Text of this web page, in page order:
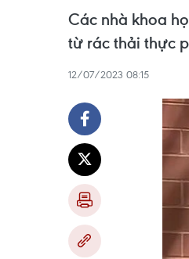
Các nhà khoa
từ rác thải thực
12/07/2023 08:15